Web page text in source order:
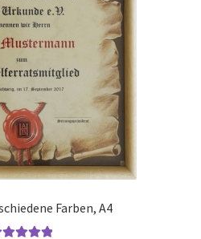
Farben, A4